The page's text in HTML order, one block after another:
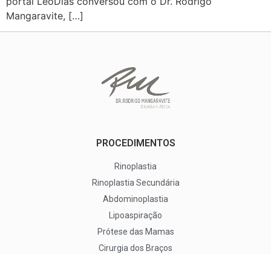
Mangaravite, […]
PROCEDIMENTOS
Rinoplastia
Rinoplastia Secundária
Abdominoplastia
Lipoaspiração
Prótese das Mamas
Cirurgia dos Braços